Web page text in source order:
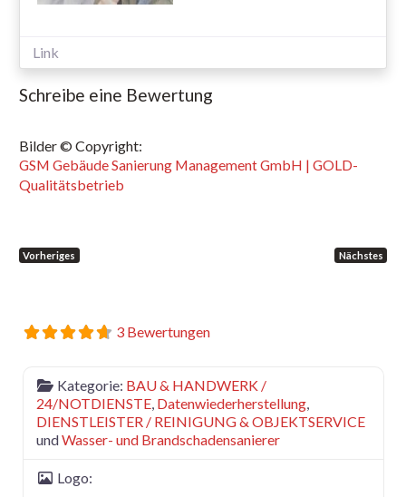
Link
Schreibe eine Bewertung
Bilder © Copyright:
GSM Gebäude Sanierung Management GmbH | GOLD-
Qualitätsbetrieb
Vorheriges Nächstes
3 Bewertungen
Kategorie: BAU & HANDWERK /
24/NOTDIENSTE, Datenwiederherstellung,
DIENSTLEISTER / REINIGUNG & OBJEKTSERVICE
undWasser- und Brandschadensanierer
Logo: